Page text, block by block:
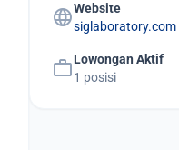
languageWebsite
siglaboratory.com
workLowongan Aktif
1 posisi